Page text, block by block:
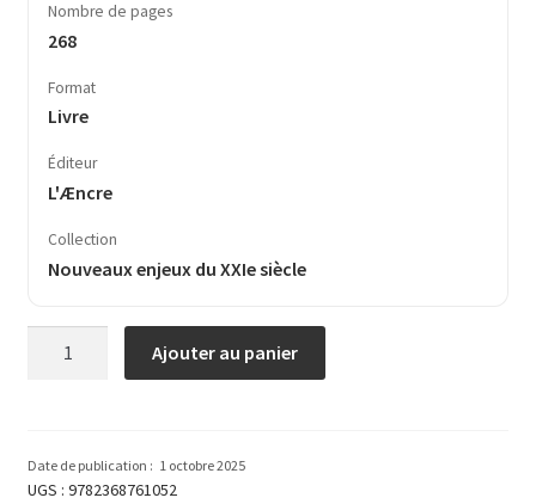
Nombre de pages
268
Format
Livre
Éditeur
L'Æncre
Collection
Nouveaux enjeux du XXIe siècle
socialisme.
François
Ajouter au panier
Date de publication : 1 octobre 2025
UGS : 9782368761052